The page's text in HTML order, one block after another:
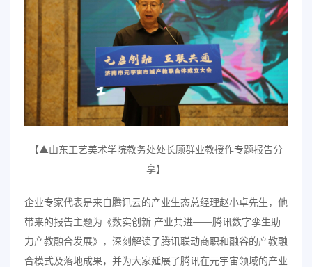
【▲山东工艺美术学院教务处处长顾群业教授作专题报告分
享】
企业专家代表是来自腾讯云的产业生态总经理赵小卓先生，他
带来的报告主题为《数实创新 产业共进——腾讯数字孪生助
力产教融合发展》，深刻解读了腾讯联动商职和融谷的产教融
合模式及落地成果，并为大家延展了腾讯在元宇宙领域的产业